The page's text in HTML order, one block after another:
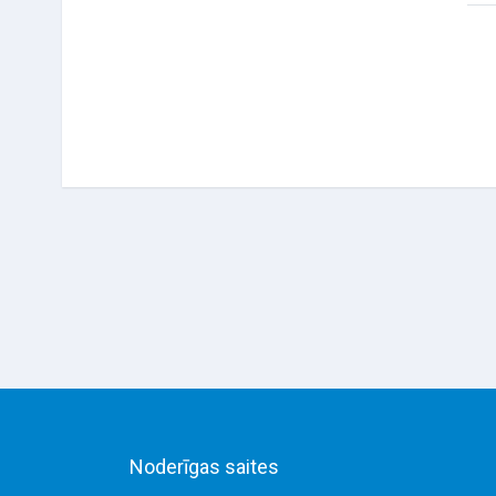
Noderīgas saites